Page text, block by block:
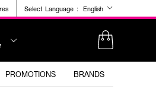
Select Language : English
PROMOTIONS BRANDS